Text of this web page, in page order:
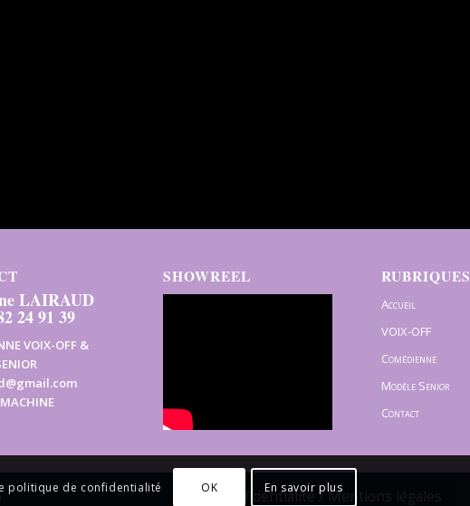
LAIRAUD
24 91 39
VOIX-OFF &
SHOWREEL RUBRIQUES
Accueil
VOIX-OFF
Comédienne
Modèle Senior
Contact
Confidentialité / Mentions légales
politique de confidentialité OK En savoir plus